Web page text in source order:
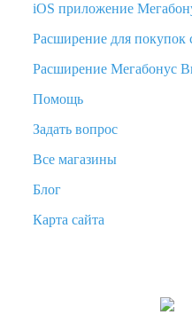
iOS приложение
Расширение для покупок
Расширение Мегабонус
Помощь
Задать вопрос
Все магазины
Блог
Карта сайта